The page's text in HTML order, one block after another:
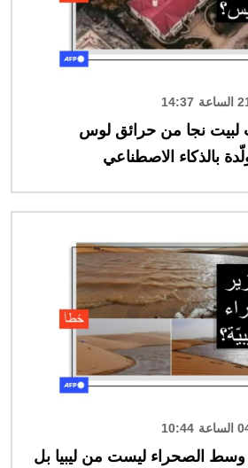
لبيت نجا من حرائق لوس
بالذكاء الاصطناعي
وسط الصحراء ليست من ليبيا بل